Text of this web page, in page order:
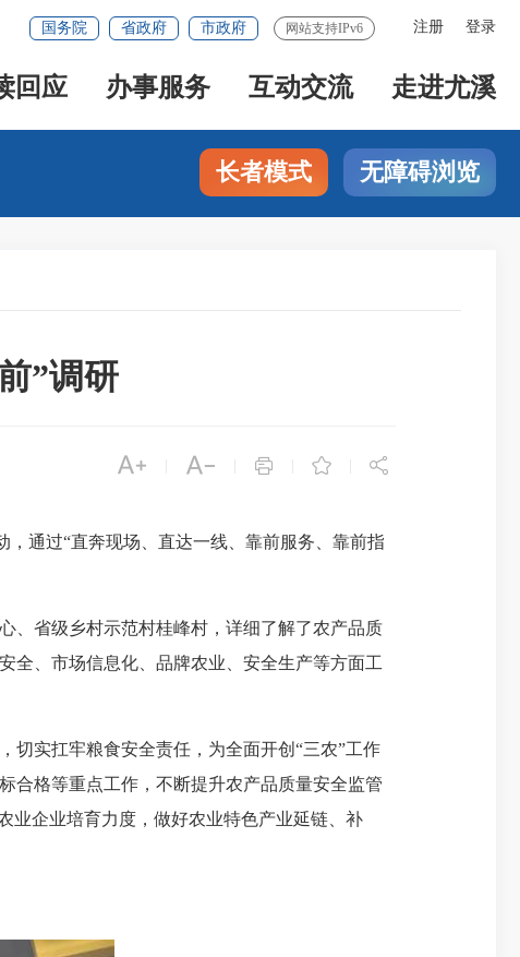
注册 登录
国务院 省政府 市政府 网站支持IPv6
回应 办事服务 互动交流 走进尤溪
长者模式 无障碍浏览
”调研
    
通过“直奔现场、直达一线、靠前服务、靠前指
省级乡村示范村桂峰村，详细了解了农产品质
全、市场信息化、品牌农业、安全生产等方面工
实扛牢粮食安全责任，为全面开创“三农”工作
合格等重点工作，不断提升农产品质量安全监管
业企业培育力度，做好农业特色产业延链、补